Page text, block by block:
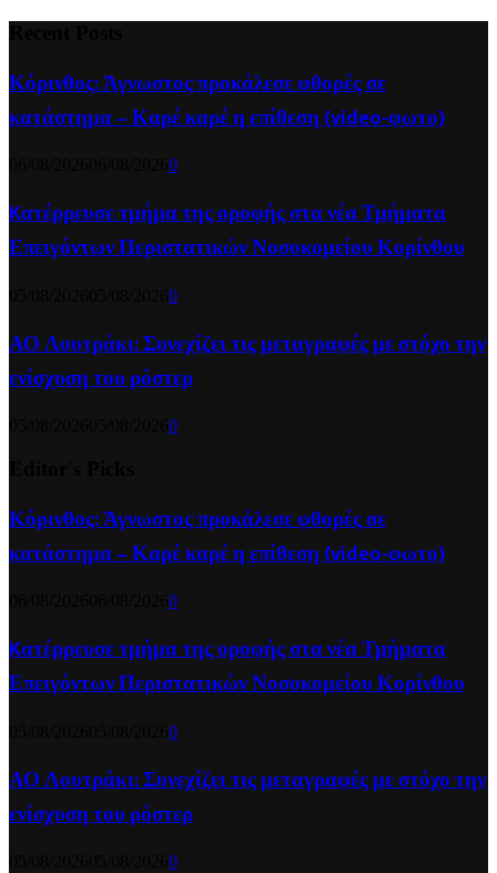
Κόρινθος: Άγνωστος προκάλεσε φθορές σε
κατάστημα – Καρέ καρέ η επίθεση (video-φωτο)
0
Kατέρρευσε τμήμα της οροφής στα νέα Τμήματα
Επειγόντων Περιστατικών Νοσοκομείου Κορίνθου
0
ΑΟ Λουτράκι: Συνεχίζει τις μεταγραφές με στόχο την
ενίσχυση του ρόστερ
0
Κόρινθος: Άγνωστος προκάλεσε φθορές σε
κατάστημα – Καρέ καρέ η επίθεση (video-φωτο)
0
Kατέρρευσε τμήμα της οροφής στα νέα Τμήματα
Επειγόντων Περιστατικών Νοσοκομείου Κορίνθου
0
ΑΟ Λουτράκι: Συνεχίζει τις μεταγραφές με στόχο την
ενίσχυση του ρόστερ
0